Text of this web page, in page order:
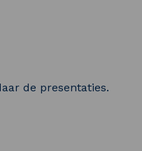
de presentaties.